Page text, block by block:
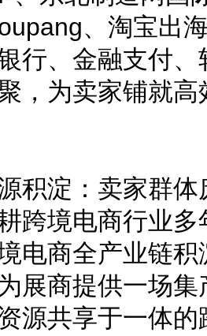
、淘宝出
行、金融支付
，为卖家铺就
积淀：卖家群
跨境电商行业
电商全产业链
展商提供一场
源共享于一体